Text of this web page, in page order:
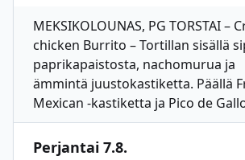
MEKSIKOLOUNAS, PG TORSTAI –
chicken Burrito – Tortillan sisällä
paprikapaistosta, nachomurua ja
ämmintä juustokastiketta. Päällä
Mexican -kastiketta ja Pico de
Perjantai 7.8.